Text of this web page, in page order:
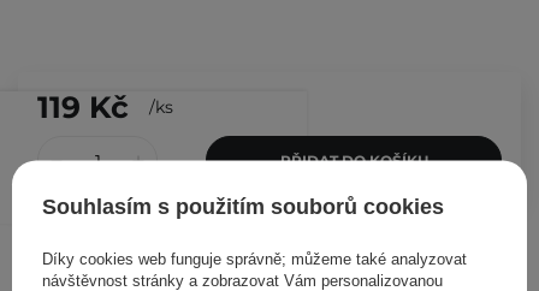
119 Kč /ks
PŘIDAT DO KOŠÍKU
Ostatní zákazníci si prohlédli
Souhlasím s použitím souborů cookies
Díky cookies web funguje správně; můžeme také analyzovat
návštěvnost stránky a zobrazovat Vám personalizovanou